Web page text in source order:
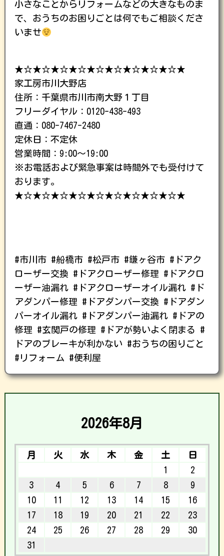
小さなことからリフォームなどの大きなものま
で、おうちのお困りごとは何でもご相談くださ
いませ
★☆★☆★☆★☆★☆★☆★☆★☆★☆★
家工房市川大野店
住所：千葉県市川市南大野１丁目
フリーダイヤル：0120-438-493
直通：080-7467-2480
定休日：不定休
営業時間：9:00～19:00
※お電話および緊急事案は時間外でも受付けて
おります。
★☆★☆★☆★☆★☆★☆★☆★☆★☆★
#市川市 #船橋市 #松戸市 #鎌ヶ谷市 #ドアク
ローザー交換 #ドアクローザー修理 #ドアクロ
ーザー油漏れ #ドアクローザーオイル漏れ #ド
アダンパー修理 #ドアダンパー交換 #ドアダン
パーオイル漏れ #ドアダンパー油漏れ #ドアの
修理 #玄関戸の修理 #ドアが勢いよく閉まる #
ドアのブレーキが利かない #おうちの困りごと
#リフォーム #便利屋
2026年8月
月 火 水 木 金 土
日
1
2
3
4 5 6 7 8
9
10
11 12 13 14 15
16
17
18 19 20 21 22
23
24
25 26 27 28 29
30
31